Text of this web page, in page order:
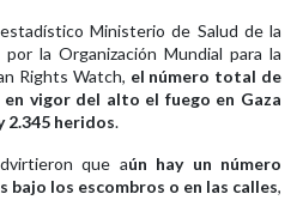
Ministerio de Salud de la
por la Organización Mundial para la
Rights Watch, el número total de
vigor del alto el fuego en Gaza
2.345 heridos.
que aún hay un número
los escombros o en las calles,